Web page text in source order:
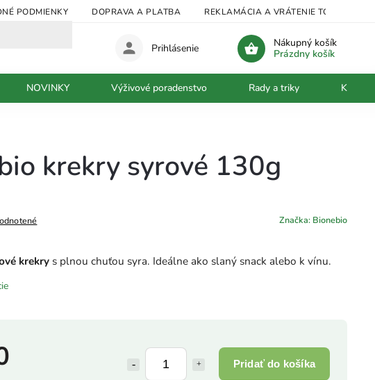
PODMIENKY DOPRAVA A PLATBA REKLAMÁCIA A VRÁTENIE TOVARU
Nákupný košík
Prázdny košík
Prihlásenie
NOVINKY Výživové poradenstvo Rady a triky
Pridať do košíka
krekry syrové 130g
Značka: Bionebio
krekry s plnou chuťou syra. Ideálne ako slaný snack alebo k vínu.